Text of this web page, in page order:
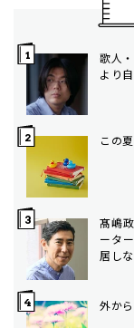
歌人
より
この
髙嶋
ータ
居し
外か